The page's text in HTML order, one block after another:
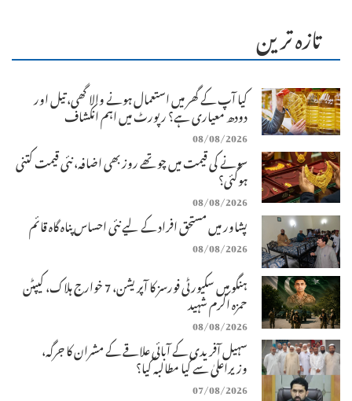
تازہ ترین
کیا آپ کے گھر میں استعمال ہونے والا گھی، تیل اور
دودھ معیاری ہے؟ رپورٹ میں اہم انکشاف
08/08/2026
سونے کی قیمت میں چوتھے روز بھی اضافہ، نئی قیمت کتنی
ہوگئی؟
08/08/2026
پشاور میں مستحق افراد کے لیے نئی احساس پناہ گاہ قائم
08/08/2026
ہنگو میں سکیورٹی فورسز کا آپریشن، 7 خوارج ہلاک، کیپٹن
حمزہ اکرم شہید
08/08/2026
سہیل آفریدی کے آبائی علاقے کے مشران کا جرگہ،
وزیراعلیٰ سے کیا مطالبہ کیا؟
07/08/2026